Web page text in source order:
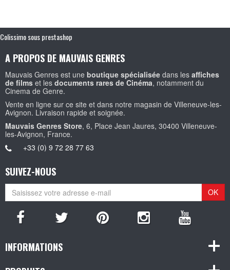
Colissimo sous prestashop
A PROPOS DE MAUVAIS GENRES
Mauvais Genres est une boutique spécialisée dans les affiches
de films et les documents rares de Cinéma, notamment du
Cinema de Genre.
Vente en ligne sur ce site et dans notre magasin de Villeneuve-les-
Avignon. Livraison rapide et soignée.
Mauvais Genres Store, 6, Place Jean Jaures, 30400 Villeneuve-
les-Avignon, France.
+33 (0) 9 72 28 77 63
SUIVEZ-NOUS
OK
INFORMATIONS